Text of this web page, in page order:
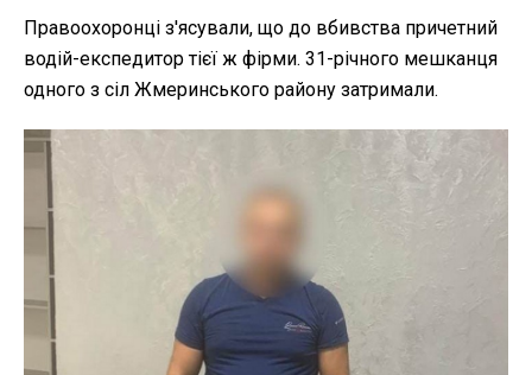
Правоохоронці з'ясували, що до вбивства причетний
водій-експедитор тієї ж фірми. 31-річного мешканця
одного з сіл Жмеринського району затримали.